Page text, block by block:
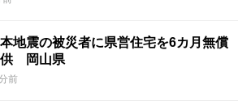
地震の被災者に県営住宅を6カ月無償
岡山県
前